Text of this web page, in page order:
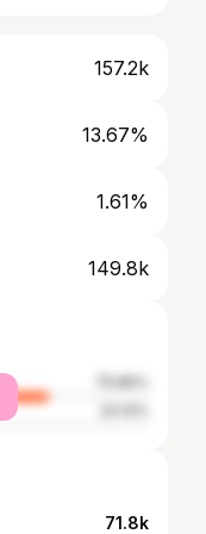
157.2k
13.67%
1.61%
149.8k
71.8k